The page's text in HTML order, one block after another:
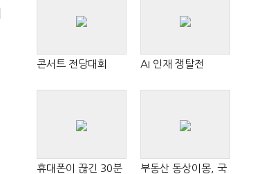
콘서트 전당대회 AI 인재 쟁탈전
휴대폰이 끊긴 30분
부동산 동상이몽, 국